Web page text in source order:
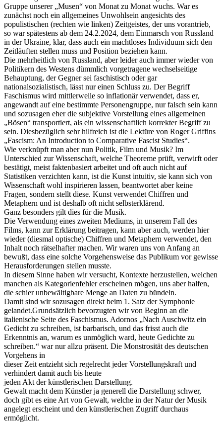
Gruppe unserer „Musen“ von Monat zu Monat wuchs. War es
zunächst noch ein allgemeines Unwohlsein angesichts des
populistischen (rechten wie linken) Zeitgeistes, der uns vorantrieb,
so war spätestens ab dem 24.2.2024, dem Einmarsch von Russland
in der Ukraine, klar, dass auch ein machtloses Individuum sich den
Zeitläuften stellen muss und Position beziehen kann.
Die mehrheitlich von Russland, aber leider auch immer wieder von
Politikern des Westens dümmlich vorgetragene wechselseitige
Behauptung, der Gegner sei faschistisch oder gar
nationalsozialistisch, lässt nur einen Schluss zu. Der Begriff
Faschismus wird mittlerweile so inflationär verwendet, dass er,
angewandt auf eine bestimmte Personengruppe, nur falsch sein kann
und sozusagen eher die subjektive Vorstellung eines allgemeinen
„Bösen“ transportiert, als ein wissenschaftlich korrekter Begriff zu
sein. Diesbezüglich sehr hilfreich ist die Lektüre von Roger Griffins
„Fascism: An Introduction to Comparative Fascist Studies“.
Wie verknüpft man aber nun Politik, Film und Musik? Im
Unterschied zur Wissenschaft, welche Theoreme prüft, verwirft oder
bestätigt, meist faktenbasiert arbeitet und oft auch nicht auf
Statistiken verzichten kann, ist die Kunst intuitiv, sie kann sich von
Wissenschaft wohl inspirieren lassen, beantwortet aber keine
Fragen, sondern stellt diese. Kunst verwendet Chiffren und
Metaphern und ist deshalb oft nicht selbsterklärend.
Ganz besonders gilt dies für die Musik.
Die Verwendung eines zweiten Mediums, in unserem Fall des
Films, kann zur Erklärung beitragen, kann aber auch, werden hier
wieder (diesmal optische) Chiffren und Metaphern verwendet, den
Inhalt noch rätselhafter machen. Wir waren uns von Anfang an
bewußt, dass eine solche Vorgehensweise das Publikum vor gewisse
Herausforderungen stellen musste.
In diesem Sinne haben wir versucht, Kontexte herzustellen, welchen
manchen als Kategorienfehler erscheinen mögen, uns aber halfen,
die schier unbewältigbare Menge an Daten zu bündeln.
Damit sind wir sozusagen direkt beim 1. Satz der Symphonie
gelandet.Grundsätzlich bevorzugten wir von Beginn an die
italienische Seite des Faschismus. Adornos „Nach Auschwitz ein
Gedicht zu schreiben, ist barbarisch, und das frisst auch die
Erkenntnis an, warum es unmöglich ward, heute Gedichte zu
schreiben.“ war nur allzu präsent. Die Monstrosität des deutschen
Vorgehens in
dieser Zeit entzieht sich regelrecht jeder Vorstellungskraft und
verhindert damit auch bis heute
jeden Akt der künstlerischen Darstellung.
Gewalt macht dem Künstler ja generell die Darstellung schwer,
doch gibt es eine Art von Gewalt, welche in der Natur der Musik
angelegt erscheint und den künstlerischen Zugriff durchaus
ermöglicht.